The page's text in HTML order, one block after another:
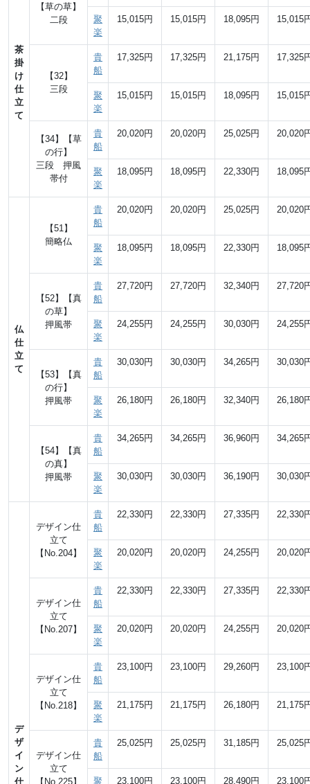
茶
掛
け
仕
立
て
【草の草】
二段
聚
楽
15,015円 15,015円 18,095円 15,015
【32】
三段
貴
船
17,325円 17,325円 21,175円 17,325
聚
楽
15,015円 15,015円 18,095円 15,015
【34】【草
の行】
三段 押風
帯付
貴
船
20,020円 20,020円 25,025円 20,020
聚
楽
18,095円 18,095円 22,330円 18,095
仏
仕
立
て
【51】
簡略仏
貴
船
20,020円 20,020円 25,025円 20,020
聚
楽
18,095円 18,095円 22,330円 18,095
【52】【真
の草】
押風帯
貴
船
27,720円 27,720円 32,340円 27,720
聚
楽
24,255円 24,255円 30,030円 24,255
【53】【真
の行】
押風帯
貴
船
30,030円 30,030円 34,265円 30,030
聚
楽
26,180円 26,180円 32,340円 26,180
【54】【真
の真】
押風帯
貴
船
34,265円 34,265円 36,960円 34,265
聚
楽
30,030円 30,030円 36,190円 30,030
デ
ザ
イ
ン
仕
デザイン仕
立て
【No.204】
貴
船
22,330円 22,330円 27,335円 22,330
聚
楽
20,020円 20,020円 24,255円 20,020
デザイン仕
立て
【No.207】
貴
船
22,330円 22,330円 27,335円 22,330
聚
楽
20,020円 20,020円 24,255円 20,020
デザイン仕
立て
【No.218】
貴
船
23,100円 23,100円 29,260円 23,100
聚
楽
21,175円 21,175円 26,180円 21,175
デザイン仕
立て
【No.225】
貴
船
25,025円 25,025円 31,185円 25,025
聚 23,100円 23,100円 28,490円 23,100